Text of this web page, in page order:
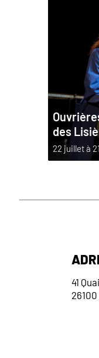
des
22 juillet à
41
26100